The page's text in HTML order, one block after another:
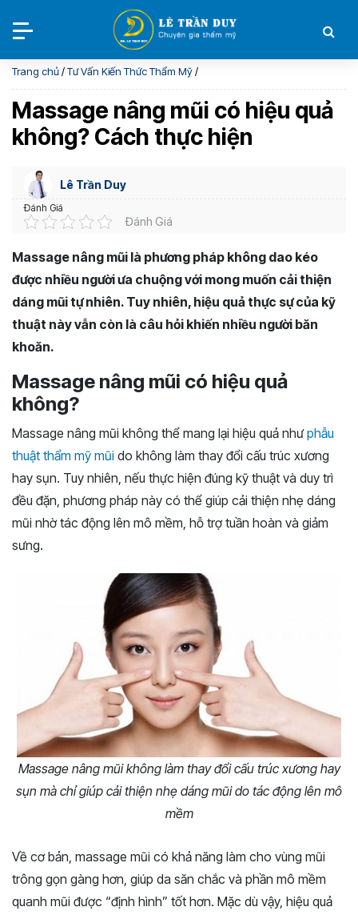
Trang chủ/Tư Vấn Kiến Thức Thẩm Mỹ/
Massage nâng mũi có hiệu quả
không? Cách thực hiện
Lê Trần Duy
Đánh Giá
Đánh Giá
Massage nâng mũi là phương pháp không dao kéo
được nhiều người ưa chuộng với mong muốn cải thiện
dáng mũi tự nhiên. Tuy nhiên, hiệu quả thực sự của kỹ
thuật này vẫn còn là câu hỏi khiến nhiều người băn
khoăn.
Massage nâng mũi có hiệu quả
không?
Massage nâng mũi không thể mang lại hiệu quả nhưphẫu
thuật thẩm mỹ mũi do không làm thay đổi cấu trúc xương
hay sụn. Tuy nhiên, nếu thực hiện đúng kỹ thuật và duy trì
đều đặn, phương pháp này có thể giúp cải thiện nhẹ dáng
mũi nhờ tác động lên mô mềm, hỗ trợ tuần hoàn và giảm
sưng.
Massage nâng mũi không làm thay đổi cấu trúc xương hay
sụn mà chỉ giúp cải thiện nhẹ dáng mũi do tác động lên mô
mềm
Về cơ bản, massage mũi có khả năng làm cho vùng mũi
trông gọn gàng hơn, giúp da săn chắc và phần mô mềm
quanh mũi được “định hình” tốt hơn. Mặc dù vậy, hiệu quả